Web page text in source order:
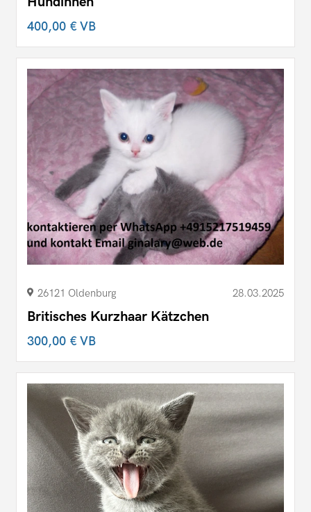
400,00 €VB
26121 Oldenburg 28.03.2025
Britisches Kurzhaar Kätzchen
300,00 €VB